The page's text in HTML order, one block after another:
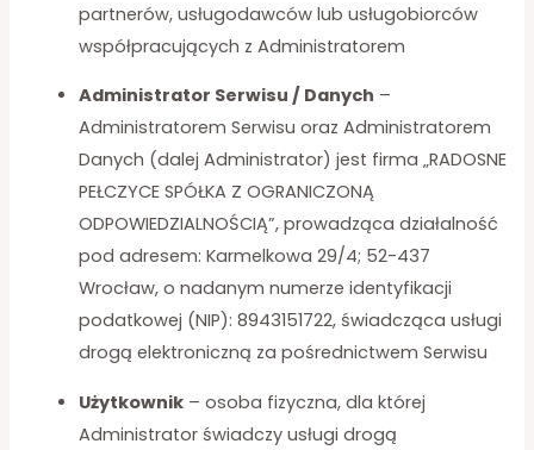
partnerów, usługodawców lub usługobiorców
współpracujących z Administratorem
Administrator Serwisu / Danych –
Administratorem Serwisu oraz Administratorem
Danych (dalej Administrator) jest firma „RADOSNE
PEŁCZYCE SPÓŁKA Z OGRANICZONĄ
ODPOWIEDZIALNOŚCIĄ”, prowadząca działalność
pod adresem: Karmelkowa 29/4; 52-437
Wrocław, o nadanym numerze identyfikacji
podatkowej (NIP): 8943151722, świadcząca usługi
drogą elektroniczną za pośrednictwem Serwisu
Użytkownik – osoba fizyczna, dla której
Administrator świadczy usługi drogą